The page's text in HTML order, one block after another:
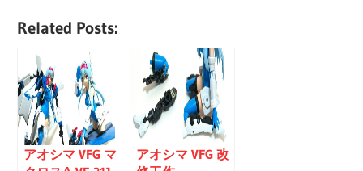
Related Posts:
アオシマ VFG マ
アオシマ VFG 改